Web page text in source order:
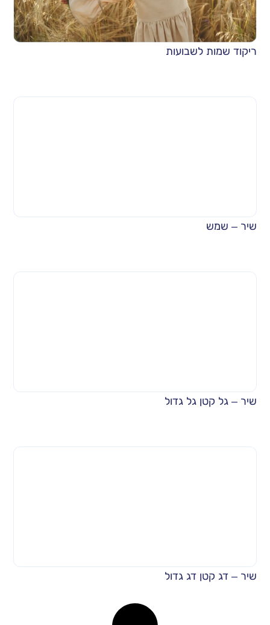
ריקוד שמות לשבועות
שיר – שמש
שיר – גל קטן גל גדול
שיר – דג קטן דג גדול